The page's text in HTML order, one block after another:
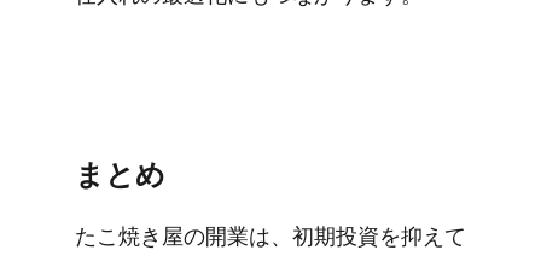
まとめ
た​こ焼き屋の​開業は、​初期投資を​抑えて​